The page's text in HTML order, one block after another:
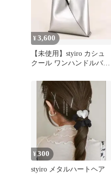
¥3,600
【未使用】styiro カシュ
クール ワンハンドルバッ
¥300
styiro メタルハートヘア